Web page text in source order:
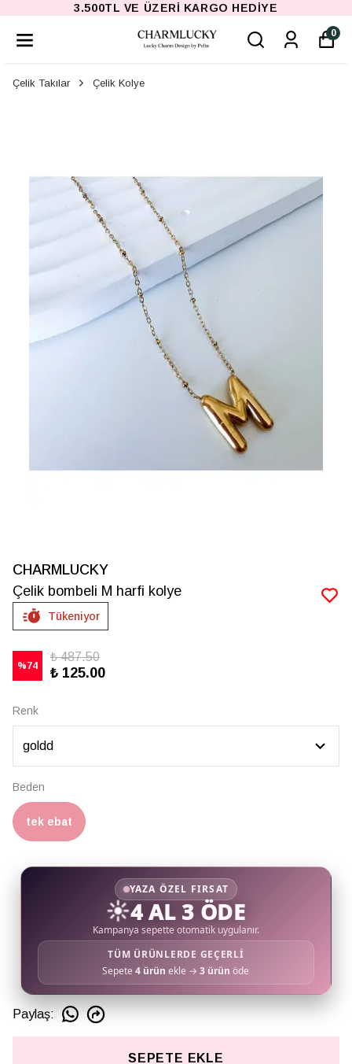
3.500TL VE ÜZERI KARGO HEDIYE
0
Çelik Takılar Çelik Kolye
CHARMLUCKY
Çelik bombeli M harfi kolye
Tükeniyor
%74
₺ 487.50
₺ 125.00
Renk
Beden
tek ebat
YAZA ÖZEL FIRSAT
☀️4 AL 3 ÖDE
Kampanya sepette otomatik uygulanır.
TÜM ÜRÜNLERDE GEÇERLİ
Sepete4 ürün ekle →3 ürün öde
Paylaş:
SEPETE EKLE